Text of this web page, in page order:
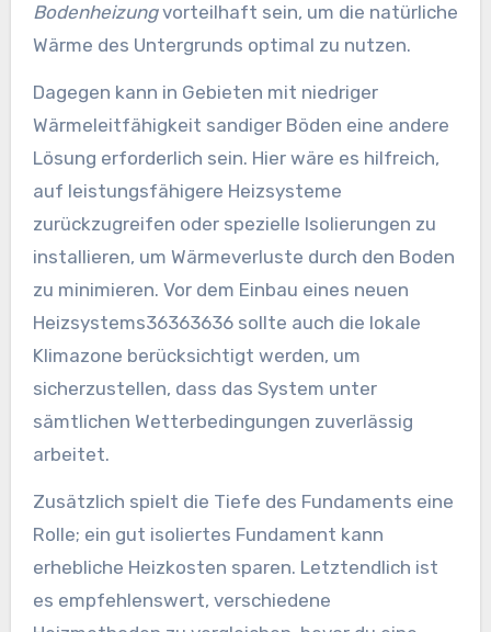
Bodenheizungvorteilhaft sein, um die natürliche
Wärme des Untergrunds optimal zu nutzen.
Dagegen kann in Gebieten mit niedriger
Wärmeleitfähigkeit sandiger Böden eine andere
Lösung erforderlich sein. Hier wäre es hilfreich,
auf leistungsfähigere Heizsysteme
zurückzugreifen oder spezielle Isolierungen zu
installieren, um Wärmeverluste durch den Boden
zu minimieren. Vor dem Einbau eines neuen
Heizsystems36363636 sollte auch die lokale
Klimazone berücksichtigt werden, um
sicherzustellen, dass das System unter
sämtlichen Wetterbedingungen zuverlässig
arbeitet.
Zusätzlich spielt die Tiefe des Fundaments eine
Rolle; ein gut isoliertes Fundament kann
erhebliche Heizkosten sparen. Letztendlich ist
es empfehlenswert, verschiedene